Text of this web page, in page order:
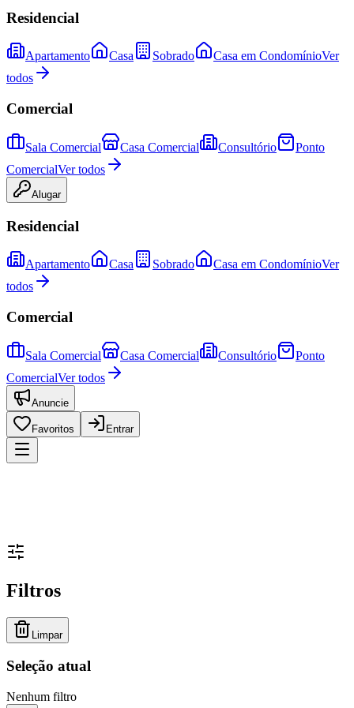
Residencial
Apartamento Casa Sobrado Casa em CondomínioVer
todos
Comercial
Sala Comercial Casa Comercial Consultório
Ponto
ComercialVer todos
Alugar
Residencial
Apartamento Casa Sobrado Casa em CondomínioVer
todos
Comercial
Sala Comercial Casa Comercial Consultório
Ponto
ComercialVer todos
Anuncie
Favoritos Entrar
Filtros
Limpar
Seleção atual
Nenhum filtro